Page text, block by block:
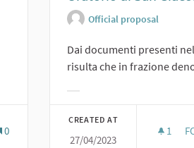
0
Official proposal
Dai documenti presenti
risulta che in frazione
CREATED AT
27/04/2023
1 1